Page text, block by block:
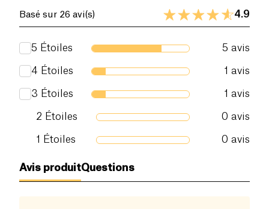
Basé sur 26 avi(s) 4.9
5 Étoiles 5 avis
4 Étoiles 1 avis
3 Étoiles 1 avis
2 Étoiles 0 avis
1 Étoiles 0 avis
Avis produitQuestions